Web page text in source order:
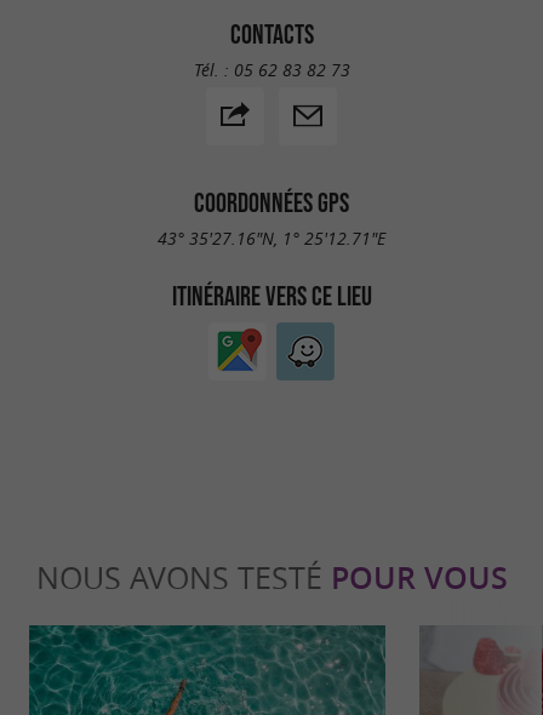
CONTACTS
Tél. : 05 62 83 82 73
COORDONNÉES GPS
43° 35'27.16"N, 1° 25'12.71"E
ITINÉRAIRE VERS CE LIEU
NOUS AVONS TESTÉ POUR VOUS